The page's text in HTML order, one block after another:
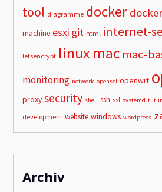
tool diagramme docker
machine esxi git html internet-
letsencrypt linuxmac mac-
monitoring network openssl openwrt
proxy security shell ssh ssl systemd
development website windows wordpress
Archiv